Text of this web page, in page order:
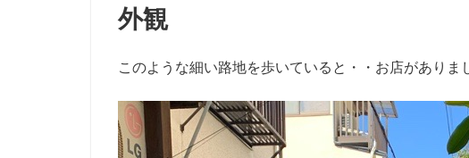
外観
このような細い路地を歩いていると・・お店がありま